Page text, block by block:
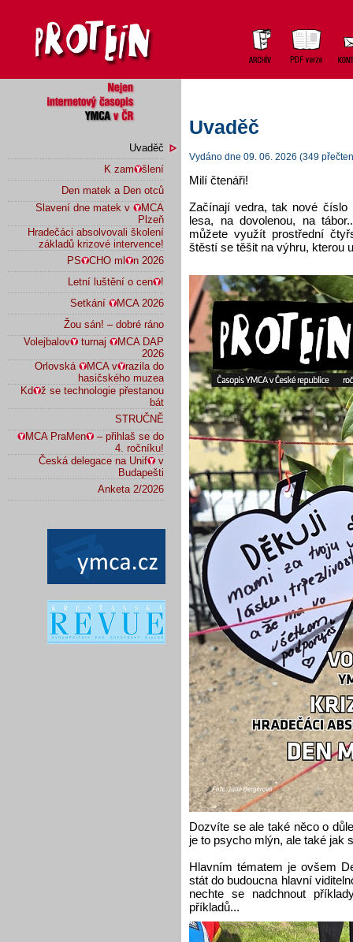
Uvaděč
K zam
šlení
Den matek a Den otců
Slavení dne matek v
MCA
Plzeň
Hradečáci absolvovali školení
základů krizové intervence!
PS
CHO ml
n 2026
Letní luštění o cen
!
Setkání
MCA 2026
Žou sán! – dobré ráno
Volejbalov
turnaj
MCA DAP
2026
Orlovská
MCA v
razila do
hasičského muzea
Kd
ž se technologie přestanou
bát
STRUČNĚ
MCA PraMen
– přihlaš se do
4. ročníku!
Česká delegace na Unif
v
Budapešti
Anketa 2/2026
Uvaděč
Vydáno dne 09. 06. 2026 (349
Milí čtenáři!
Začínají vedra, tak nové
lesa, na dovolenou, na
můžete využít prostřední
štěstí se těšit na výhru, kterou
Dozvíte se ale také něco o
je to psycho mlýn, ale také jak
Hlavním tématem je ovšem
stát do budoucna hlavní
nechte se nadchnout
příkladů...